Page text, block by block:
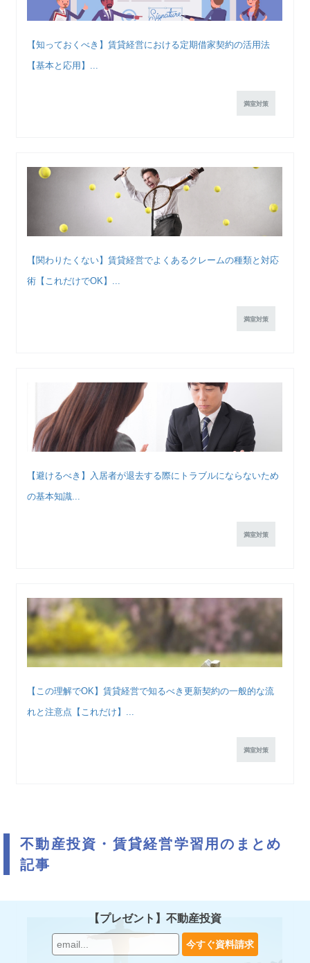
【知っておくべき】賃貸経営における定期借家契約の活用法
【基本と応用】...
満室対策
【関わりたくない】賃貸経営でよくあるクレームの種類と対応
術【これだけでOK】...
満室対策
【避けるべき】入居者が退去する際にトラブルにならないため
の基本知識...
満室対策
【この理解でOK】賃貸経営で知るべき更新契約の一般的な流
れと注意点【これだけ】...
満室対策
不動産投資・賃貸経営学習用のまとめ
記事
【プレゼント】不動産投資